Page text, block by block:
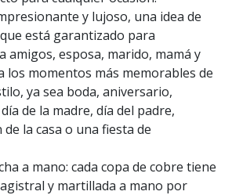
y lujoso, una idea de
está garantizado para
amigos, esposa, marido, mamá y
los momentos más memorables de
ya sea boda, aniversario,
de la madre, día del padre,
la casa o una fiesta de
a mano: cada copa de cobre tiene
y martillada a mano por